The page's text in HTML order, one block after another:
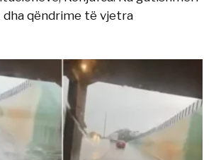
dha qëndrime të vjetra